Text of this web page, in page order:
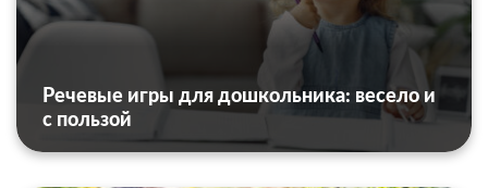
Речевые игры для дошкольника: весело и
с пользой